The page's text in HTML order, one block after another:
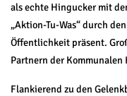
als echte Hingucker mit
„Aktion-Tu-Was“ durch
Öffentlichkeit präsent.
Partnern der
Flankierend zu den